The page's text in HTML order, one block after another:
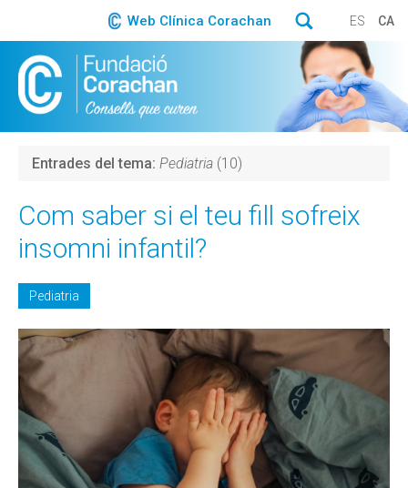
Web Clínica Corachan ES CA
Entrades del tema: Pediatria (10)
Com saber si el teu fill sofreix
insomni infantil?
Pediatria